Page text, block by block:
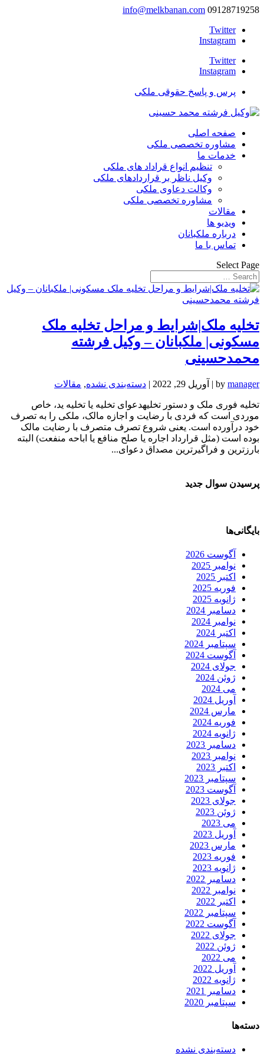
09128719258
info@melkbanan.com
Twitter
Instagram
Twitter
Instagram
پرس و پاسخ حقوقی ملکی
صفحه اصلی
مشاوره تخصصی ملکی
خدمات ما
تنظیم انواع قراداد های ملکی
وکیل ناظر بر قراردادهای ملکی
وکالت دعاوی ملکی
مشاوره تخصصی ملکی
مقالات
ویدیو ها
درباره ملکبانان
تماس با ما
Select Page
تخلیه ملک|شرایط و مراحل تخلیه ملک
مسکونی| ملکبانان – وکیل فرشته
محمدحسینی
by manager
| آوریل 29, 2022 | دسته‌بندی نشده, مقالات
تخلیه فوری ملک و دستور تخلیهدعوای تخلیه یا تخلیه ید، خاص
موردی است که فردی با رضایت و اجازه مالک، ملکی را به تصرف
خود درآورده است. یعنی شروع تصرف متصرف با رضایت مالک
بوده است (مثل قرارداد اجاره یا صلح منافع یا اباحه منفعت) البته
بارزترین و فراگیرترین مصداق دعوای...
پرسیدن سوال جدید
بایگانی‌ها
آگوست 2026
نوامبر 2025
اکتبر 2025
فوریه 2025
ژانویه 2025
دسامبر 2024
نوامبر 2024
اکتبر 2024
سپتامبر 2024
آگوست 2024
جولای 2024
ژوئن 2024
می 2024
آوریل 2024
مارس 2024
فوریه 2024
ژانویه 2024
دسامبر 2023
نوامبر 2023
اکتبر 2023
سپتامبر 2023
آگوست 2023
جولای 2023
ژوئن 2023
می 2023
آوریل 2023
مارس 2023
فوریه 2023
ژانویه 2023
دسامبر 2022
نوامبر 2022
اکتبر 2022
سپتامبر 2022
آگوست 2022
جولای 2022
ژوئن 2022
می 2022
آوریل 2022
ژانویه 2022
دسامبر 2021
سپتامبر 2020
دسته‌ها
دسته‌بندی نشده